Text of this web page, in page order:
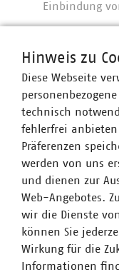
Einbindung
intensive
tragfähiger
kommunale
Neben den
persönliche
zwischen
unterstrichen den
für die Bewältigung
Ein herzlicher Dank
Hinweis zu
Diese Webseite
technisch
fehlerfrei
Präferenzen
werden von uns
und dienen zur
Web-Angebotes.
wir die Dienste
können Sie
Wirkung für die
Informationen